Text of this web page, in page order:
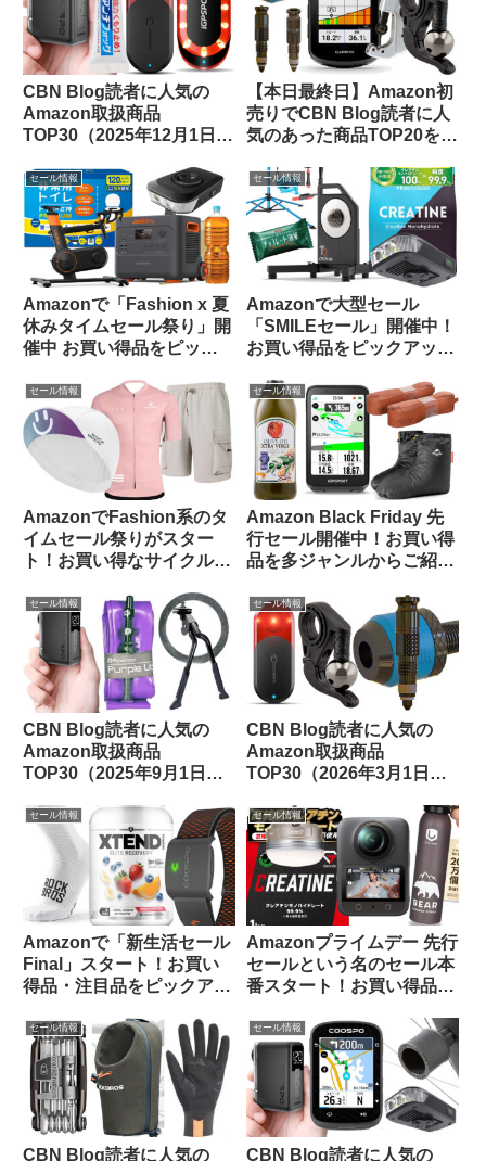
CBN Blog読者に人気の
Amazon取扱商品
TOP30（2025年12月1日
【本日最終日】Amazon初
売りでCBN Blog読者に人
気のあった商品TOP20をご
セール情報
Amazonで「Fashion x 夏
休みタイムセール祭り」開
催中 お買い得品をピック
セール情報
Amazonで大型セール
「SMILEセール」開催中！
お買い得品をピックアップ
セール情報
AmazonでFashion系のタ
イムセール祭りがスター
ト！お買い得なサイクルウ
ました
セール情報
Amazon Black Friday 先
行セール開催中！お買い得
品を多ジャンルからご紹介
日版】
セール情報
CBN Blog読者に人気の
Amazon取扱商品
TOP30（2025年9月1日
セール情報
CBN Blog読者に人気の
Amazon取扱商品
TOP30（2026年3月1日
セール情報
Amazonで「新生活セール
Final」スタート！お買い
得品・注目品をピックアッ
セール情報
Amazonプライムデー 先行
セールという名のセール本
番スタート！お買い得品を
ます
セール情報
CBN Blog読者に人気の
セール情報
CBN Blog読者に人気の